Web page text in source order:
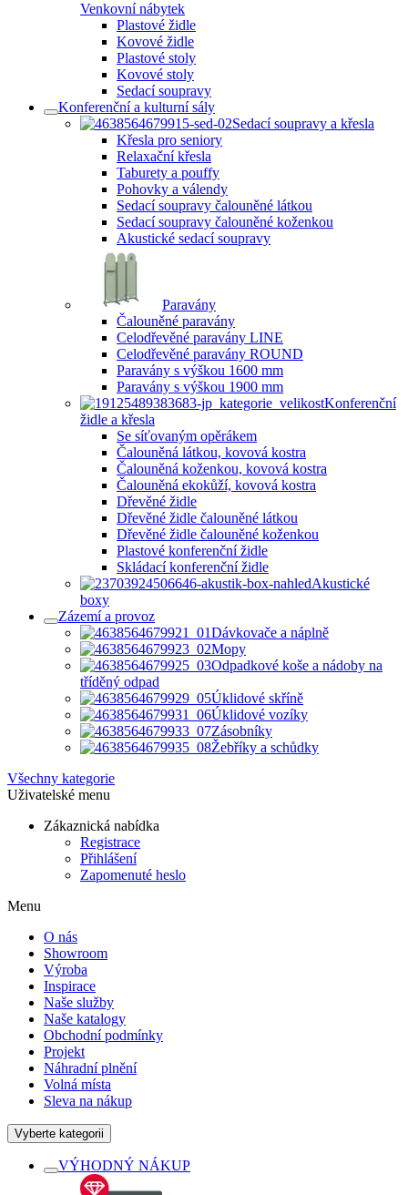
Venkovní nábytek
Plastové židle
Kovové židle
Plastové stoly
Kovové stoly
Sedací soupravy
Konferenční a kulturní sály
Sedací soupravy a křesla
Křesla pro seniory
Relaxační křesla
Taburety a pouffy
Pohovky a válendy
Sedací soupravy čalouněné látkou
Sedací soupravy čalouněné koženkou
Akustické sedací soupravy
Paravány
Čalouněné paravány
Celodřevěné paravány LINE
Celodřevěné paravány ROUND
Paravány s výškou 1600 mm
Paravány s výškou 1900 mm
Konferenční
židle a křesla
Se síťovaným opěrákem
Čalouněná látkou, kovová kostra
Čalouněná koženkou, kovová kostra
Čalouněná ekokůží, kovová kostra
Dřevěné židle
Dřevěné židle čalouněné látkou
Dřevěné židle čalouněné koženkou
Plastové konferenční židle
Skládací konferenční židle
Akustické
boxy
Zázemí a provoz
Dávkovače a náplně
Mopy
Odpadkové koše a nádoby na
tříděný odpad
Úklidové skříně
Úklidové vozíky
Zásobníky
Žebříky a schůdky
Všechny kategorie
Uživatelské menu
Zákaznická nabídka
Registrace
Přihlášení
Zapomenuté heslo
Menu
O nás
Showroom
Výroba
Inspirace
Naše služby
Naše katalogy
Obchodní podmínky
Projekt
Náhradní plnění
Volná místa
Sleva na nákup
Vyberte kategorii
VÝHODNÝ NÁKUP